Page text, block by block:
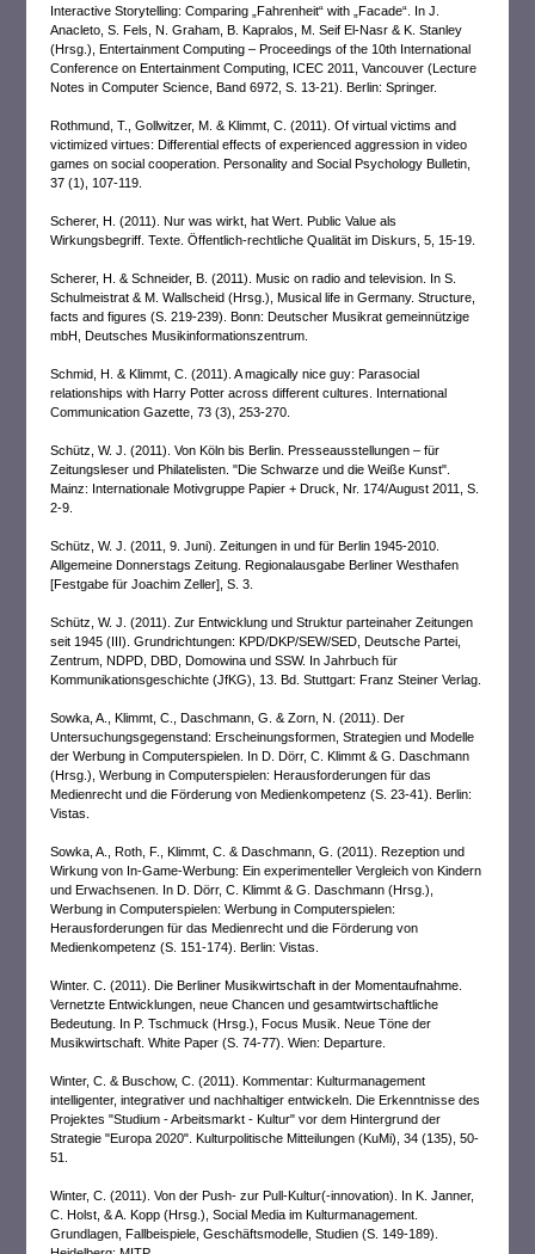
Interactive Storytelling: Comparing „Fahrenheit“ with „Facade“. In J.
Anacleto, S. Fels, N. Graham, B. Kapralos, M. Seif El-Nasr & K. Stanley
(Hrsg.), Entertainment Computing – Proceedings of the 10th International
Conference on Entertainment Computing, ICEC 2011, Vancouver (Lecture
Notes in Computer Science, Band 6972, S. 13-21). Berlin: Springer.
Rothmund, T., Gollwitzer, M. & Klimmt, C. (2011). Of virtual victims and
victimized virtues: Differential effects of experienced aggression in video
games on social cooperation. Personality and Social Psychology Bulletin,
37 (1), 107-119.
Scherer, H. (2011). Nur was wirkt, hat Wert. Public Value als
Wirkungsbegriff. Texte. Öffentlich-rechtliche Qualität im Diskurs, 5, 15-19.
Scherer, H. & Schneider, B. (2011). Music on radio and television. In S.
Schulmeistrat & M. Wallscheid (Hrsg.), Musical life in Germany. Structure,
facts and figures (S. 219-239). Bonn: Deutscher Musikrat gemeinnützige
mbH, Deutsches Musikinformationszentrum.
Schmid, H. & Klimmt, C. (2011). A magically nice guy: Parasocial
relationships with Harry Potter across different cultures. International
Communication Gazette, 73 (3), 253-270.
Schütz, W. J. (2011). Von Köln bis Berlin. Presseausstellungen – für
Zeitungsleser und Philatelisten. "Die Schwarze und die Weiße Kunst".
Mainz: Internationale Motivgruppe Papier + Druck, Nr. 174/August 2011, S.
2-9.
Schütz, W. J. (2011, 9. Juni). Zeitungen in und für Berlin 1945-2010.
Allgemeine Donnerstags Zeitung. Regionalausgabe Berliner Westhafen
[Festgabe für Joachim Zeller], S. 3.
Schütz, W. J. (2011). Zur Entwicklung und Struktur parteinaher Zeitungen
seit 1945 (III). Grundrichtungen: KPD/DKP/SEW/SED, Deutsche Partei,
Zentrum, NDPD, DBD, Domowina und SSW. In Jahrbuch für
Kommunikationsgeschichte (JfKG), 13. Bd. Stuttgart: Franz Steiner Verlag.
Sowka, A., Klimmt, C., Daschmann, G. & Zorn, N. (2011). Der
Untersuchungsgegenstand: Erscheinungsformen, Strategien und Modelle
der Werbung in Computerspielen. In D. Dörr, C. Klimmt & G. Daschmann
(Hrsg.), Werbung in Computerspielen: Herausforderungen für das
Medienrecht und die Förderung von Medienkompetenz (S. 23-41). Berlin:
Vistas.
Sowka, A., Roth, F., Klimmt, C. & Daschmann, G. (2011). Rezeption und
Wirkung von In-Game-Werbung: Ein experimenteller Vergleich von Kindern
und Erwachsenen. In D. Dörr, C. Klimmt & G. Daschmann (Hrsg.),
Werbung in Computerspielen: Werbung in Computerspielen:
Herausforderungen für das Medienrecht und die Förderung von
Medienkompetenz (S. 151-174). Berlin: Vistas.
Winter. C. (2011). Die Berliner Musikwirtschaft in der Momentaufnahme.
Vernetzte Entwicklungen, neue Chancen und gesamtwirtschaftliche
Bedeutung. In P. Tschmuck (Hrsg.), Focus Musik. Neue Töne der
Musikwirtschaft. White Paper (S. 74-77). Wien: Departure.
Winter, C. & Buschow, C. (2011). Kommentar: Kulturmanagement
intelligenter, integrativer und nachhaltiger entwickeln. Die Erkenntnisse des
Projektes "Studium - Arbeitsmarkt - Kultur" vor dem Hintergrund der
Strategie "Europa 2020". Kulturpolitische Mitteilungen (KuMi), 34 (135), 50-
51.
Winter, C. (2011). Von der Push- zur Pull-Kultur(-innovation). In K. Janner,
C. Holst, & A. Kopp (Hrsg.), Social Media im Kulturmanagement.
Grundlagen, Fallbeispiele, Geschäftsmodelle, Studien (S. 149-189).